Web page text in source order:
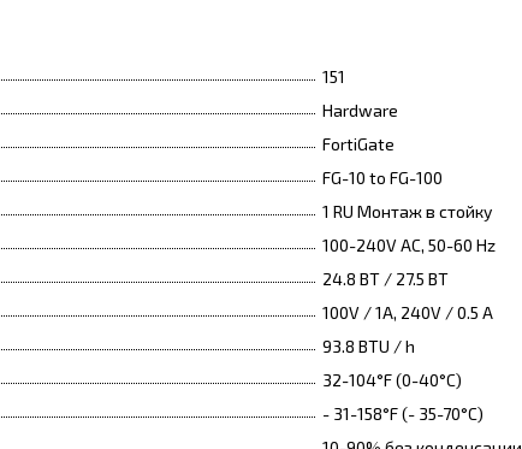
151
Hardware
FortiGate
FG-10 to FG-100
1 RU Монтаж в стойку
100-240V AC, 50-60 Hz
24.8 ВТ / 27.5 ВТ
100V / 1A, 240V / 0.5 A
93.8 BTU / h
32-104°F (0-40°C)
- 31-158°F (- 35-70°C)